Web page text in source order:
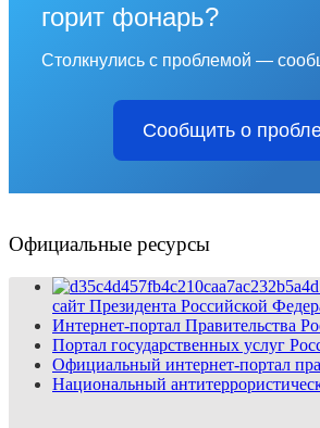
горит фонарь?
Столкнулись с проблемой —
Сообщить о
Официальные ресурсы
сайт Президента Российской
Интернет-портал Правительства
Портал государственных услуг
Официальный интернет-портал
Национальный